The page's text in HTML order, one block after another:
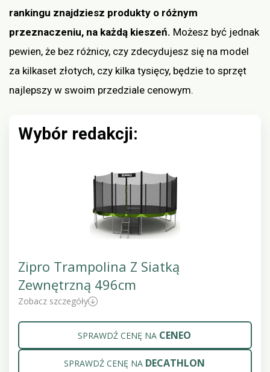
rankingu znajdziesz produkty o różnym
przeznaczeniu, na każdą kieszeń. Możesz być jednak
pewien, że bez różnicy, czy zdecydujesz się na model
za kilkaset złotych, czy kilka tysięcy, będzie to sprzęt
najlepszy w swoim przedziale cenowym.
Wybór redakcji:
Zipro Trampolina Z Siatką
Zewnętrzną 496cm
Zobacz szczegóły
SPRAWDŹ CENĘ NA CENEO
SPRAWDŹ CENĘ NA DECATHLON